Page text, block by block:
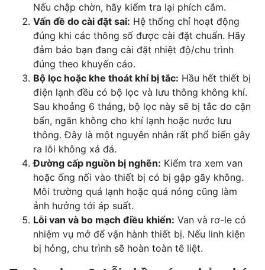
Nếu chập chờn, hãy kiểm tra lại phích cắm.
Vấn đề do cài đặt sai: Hệ thống chỉ hoạt động
đúng khi các thông số được cài đặt chuẩn. Hãy
đảm bảo bạn đang cài đặt nhiệt độ/chu trình
đúng theo khuyến cáo.
Bộ lọc hoặc khe thoát khí bị tắc: Hầu hết thiết bị
điện lạnh đều có bộ lọc và lưu thông không khí.
Sau khoảng 6 tháng, bộ lọc này sẽ bị tắc do cặn
bẩn, ngăn không cho khí lạnh hoặc nước lưu
thông. Đây là một nguyên nhân rất phổ biến gây
ra lỗi không xả đá.
Đường cấp nguồn bị nghẽn: Kiểm tra xem van
hoặc ống nối vào thiết bị có bị gập gãy không.
Môi trường quá lạnh hoặc quá nóng cũng làm
ảnh hưởng tới áp suất.
Lỗi van và bo mạch điều khiển: Van và rơ-le có
nhiệm vụ mở để vận hành thiết bị. Nếu linh kiện
bị hỏng, chu trình sẽ hoàn toàn tê liệt.